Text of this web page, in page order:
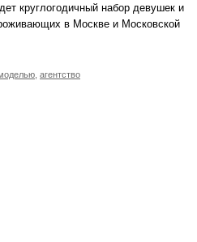
круглогодичный набор девушек и
в Москве и Московской
агентство